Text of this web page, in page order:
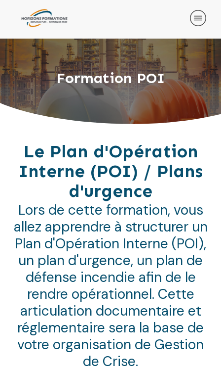
Formation POI
Le Plan d'Opération
Interne (POI) / Plans
d'urgence
Lors de cette formation, vous
allez apprendre à structurer un
Plan d'Opération Interne (POI),
un plan d'urgence, un plan de
défense incendie afin de le
rendre opérationnel. Cette
articulation documentaire et
réglementaire sera la base de
votre organisation de Gestion
de Crise.